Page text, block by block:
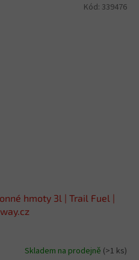
hmoty 3l | Trail Fuel |
Skladem na prodejně (>1 ks)
Kód: 339476